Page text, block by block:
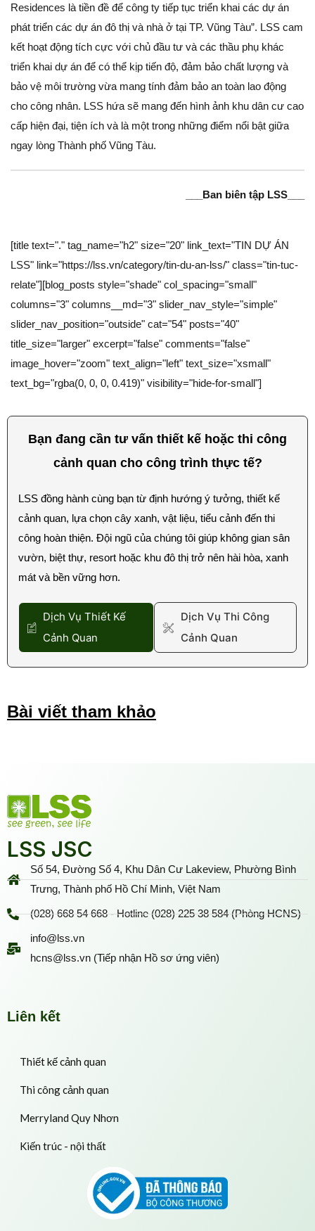
Residences là tiền đề để công ty tiếp tục triển khai các dự án
phát triển các dự án đô thị và nhà ở tại TP. Vũng Tàu”. LSS cam
kết hoạt động tích cực với chủ đầu tư và các thầu phụ khác
triển khai dự án để có thể kịp tiến độ, đảm bảo chất lượng và
bảo vệ môi trường vừa mang tính đảm bảo an toàn lao động
cho công nhân. LSS hứa sẽ mang đến hình ảnh khu dân cư cao
cấp hiện đại, tiện ích và là một trong những điểm nổi bật giữa
ngay lòng Thành phố Vũng Tàu.
___Ban biên tập LSS___
[title text="." tag_name="h2" size="20" link_text="TIN DỰ ÁN
LSS" link="https://lss.vn/category/tin-du-an-lss/" class="tin-tuc-
relate"][blog_posts style="shade" col_spacing="small"
columns="3" columns__md="3" slider_nav_style="simple"
slider_nav_position="outside" cat="54" posts="40"
title_size="larger" excerpt="false" comments="false"
image_hover="zoom" text_align="left" text_size="xsmall"
text_bg="rgba(0, 0, 0, 0.419)" visibility="hide-for-small"]
Bạn đang cần tư vấn thiết kế hoặc thi công
cảnh quan cho công trình thực tế?
LSS đồng hành cùng bạn từ định hướng ý tưởng, thiết kế
cảnh quan, lựa chọn cây xanh, vật liệu, tiểu cảnh đến thi
công hoàn thiện. Đội ngũ của chúng tôi giúp không gian sân
vườn, biệt thự, resort hoặc khu đô thị trở nên hài hòa, xanh
mát và bền vững hơn.
Dịch Vụ Thiết Kế
Cảnh Quan
Dịch Vụ Thi Công
Cảnh Quan
Bài viết tham khảo
LSS JSC
Số 54, Đường Số 4, Khu Dân Cư Lakeview, Phường Bình
Trưng, Thành phố Hồ Chí Minh, Việt Nam
(028) 668 54 668 - Hotline (028) 225 38 584 (Phòng HCNS)
info@lss.vn
hcns@lss.vn (Tiếp nhận Hồ sơ ứng viên)
Liên kết
Thiết kế cảnh quan
Thi công cảnh quan
Merryland Quy Nhơn
Kiến trúc - nội thất